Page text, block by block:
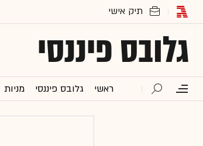
גלובס פיננסי
ראשי גלובס פיננסי מניות